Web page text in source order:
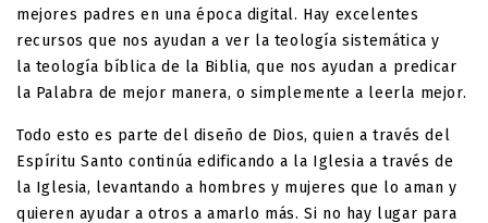
mejores padres en una época digital. Hay excelentes
recursos que nos ayudan a ver la teología sistemática y
la teología bíblica de la Biblia, que nos ayudan a predicar
la Palabra de mejor manera, o simplemente a leerla mejor.
Todo esto es parte del diseño de Dios, quien a través del
Espíritu Santo continúa edificando a la Iglesia a través de
la Iglesia, levantando a hombres y mujeres que lo aman y
quieren ayudar a otros a amarlo más. Si no hay lugar para